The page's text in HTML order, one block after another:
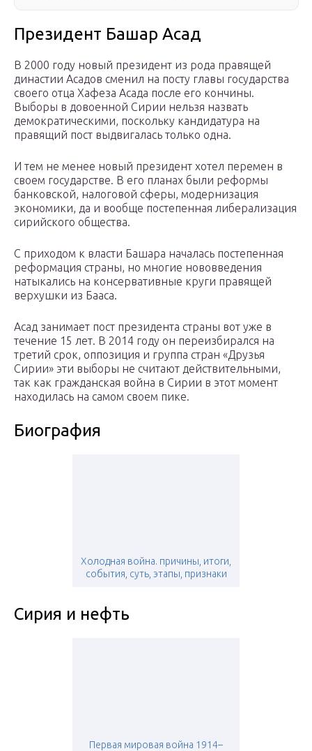
Президент Башар Асад
В 2000 году новый президент из рода правящей
династии Асадов сменил на посту главы государства
своего отца Хафеза Асада после его кончины.
Выборы в довоенной Сирии нельзя назвать
демократическими, поскольку кандидатура на
правящий пост выдвигалась только одна.
И тем не менее новый президент хотел перемен в
своем государстве. В его планах были реформы
банковской, налоговой сферы, модернизация
экономики, да и вообще постепенная либерализация
сирийского общества.
С приходом к власти Башара началась постепенная
реформация страны, но многие нововведения
натыкались на консервативные круги правящей
верхушки из Бааса.
Асад занимает пост президента страны вот уже в
течение 15 лет. В 2014 году он переизбирался на
третий срок, оппозиция и группа стран «Друзья
Сирии» эти выборы не считают действительными,
так как гражданская война в Сирии в этот момент
находилась на самом своем пике.
Биография
Холодная война. причины, итоги,
события, суть, этапы, признаки
Сирия и нефть
Первая мировая война 1914–